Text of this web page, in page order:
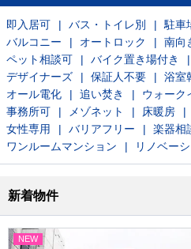
即入居可 バス・トイレ別 駐車
バルコニー
オートロック 南向
ペット相談可
バイク置き場付き
デザイナーズ
保証人不要 浴室
オール電化
追い焚き ウォーク
事務所可
メゾネット 床暖房
女性専用
バリアフリー 楽器相
ワンルームマンション
リノベー
新着物件
NEW